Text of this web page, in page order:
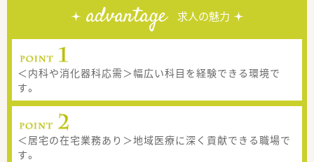
advantage 求人の魅力
＜内科や消化器科応需＞幅広い科目を経験できる環境で
す。
＜居宅の在宅業務あり＞地域医療に深く貢献できる職場で
す。